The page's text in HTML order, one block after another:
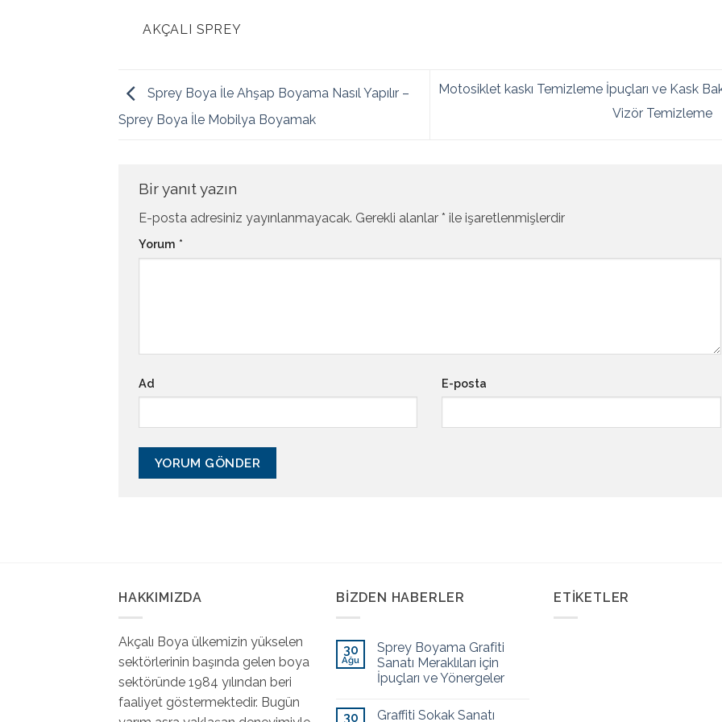
AKÇALI SPREY
Sprey Boya İle Ahşap Boyama Nasıl Yapılır –
Sprey Boya İle Mobilya Boyamak
Motosiklet kaskı Temizleme İpuçları ve Kask
Vizör Temizleme
Bir yanıt yazın
E-posta adresiniz yayınlanmayacak. Gerekli alanlar * ile işaretlenmişlerdir
Yorum *
Ad E-posta
HAKKIMIZDA
Akçalı Boya ülkemizin yükselen
sektörlerinin başında gelen boya
sektöründe 1984 yılından beri
faaliyet göstermektedir. Bugün
BIZDEN HABERLER
30
Ağu
Sprey Boyama Grafiti
Sanatı Meraklıları için
İpuçları ve Yönergeler
30 Graffiti Sokak Sanatı
ETIKETLER